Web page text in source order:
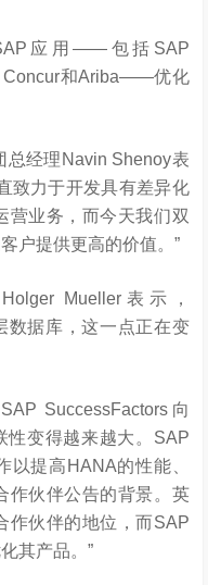
应用——包括SAP
Concur和Ariba——优化
总经理Navin Shenoy表
致力于开发具有差异化
营业务，而今天我们双
户提供更高的价值。”
Mueller表示，
数据库，这一点正在变
SuccessFactors向
性变得越来越大。SAP
以提高HANA的性能、
作伙伴公告的背景。英
作伙伴的地位，而SAP
其产品。”